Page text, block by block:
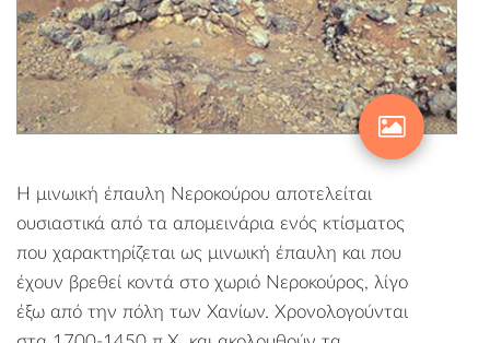
Η μινωική έπαυλη Νεροκούρου αποτελείται
ουσιαστικά από τα απομεινάρια ενός κτίσματος
που χαρακτηρίζεται ως μινωική έπαυλη και που
έχουν βρεθεί κοντά στο χωριό Νεροκούρος, λίγο
έξω από την πόλη των Χανίων. Χρονολογούνται